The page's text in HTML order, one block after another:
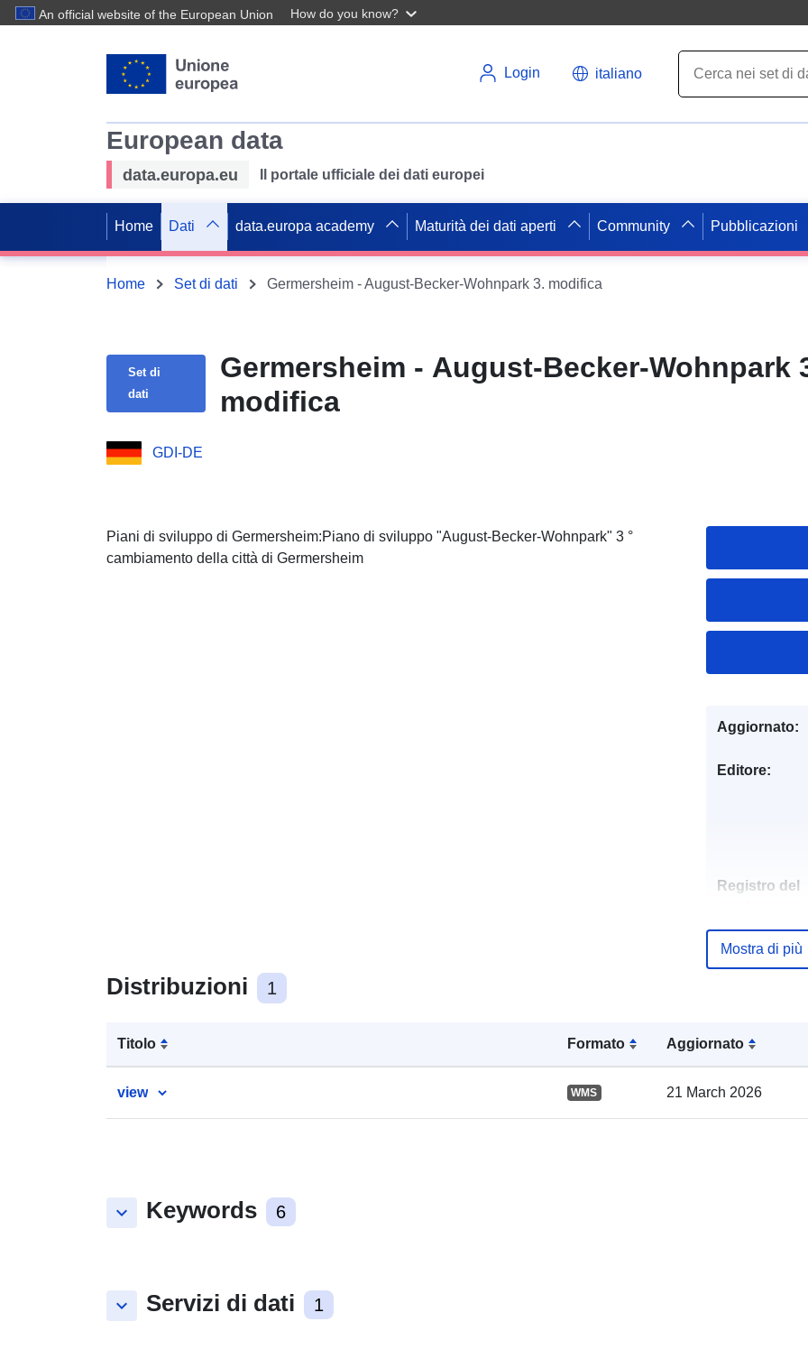
An official website of the European Union How do you know?
Login italiano
European data
data.europa.eu Il portale ufficiale dei dati europei
Home Dati data.europa academy Maturità dei dati aperti Community Pubblicazioni
Home Set di dati Germersheim - August-Becker-Wohnpark 3. modifica
Set di
dati
Germersheim - August-Becker-Wohnpark
modifica
GDI-DE
Piani di sviluppo di Germersheim:Piano di sviluppo "August-Becker-Wohnpark" 3 °
cambiamento della città di Germersheim
Distribuzioni 1
Titolo Formato Aggiornato
view WMS 21 March 2026
keyboard_arrow_down Keywords 6
keyboard_arrow_down Servizi di dati 1
Aggiornato:
Editore:
Registro del
Mostra di più